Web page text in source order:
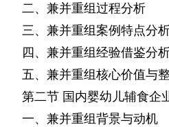
二、兼并重组过程分析
三、兼并重组案例特点分
四、兼并重组经验借鉴分
五、兼并重组核心价值与
第二节 国内婴幼儿辅食企
一、兼并重组背景与动机